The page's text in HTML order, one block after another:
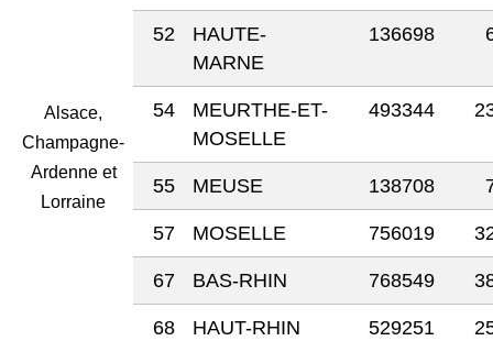
Alsace,
Champagne-
Ardenne et
Lorraine
52
HAUTE-
MARNE
136698
54
MEURTHE-ET-
MOSELLE
493344
55 MEUSE 138708
57 MOSELLE 756019
67 BAS-RHIN 768549
68 HAUT-RHIN 529251